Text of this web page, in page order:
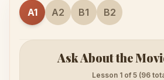
A1 A2 B1 B2
Ask About the
Lesson 1 of 5 (96